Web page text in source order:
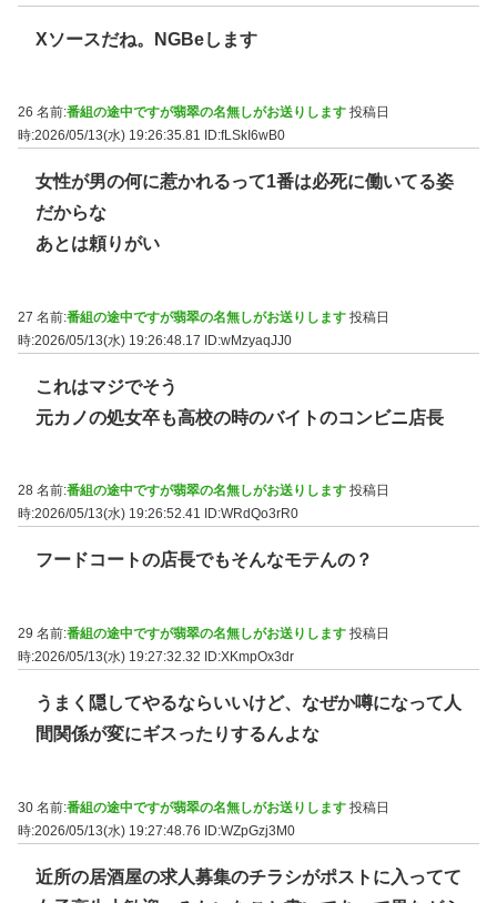
Xソースだね。NGBeします
26 名前:番組の途中ですが翡翠の名無しがお送りします 投稿日
時:2026/05/13(水) 19:26:35.81
ID:fLSkI6wB0
女性が男の何に惹かれるって1番は必死に働いてる姿
だからな
あとは頼りがい
27 名前:番組の途中ですが翡翠の名無しがお送りします 投稿日
時:2026/05/13(水) 19:26:48.17 ID:wMzyaqJJ0
これはマジでそう
元カノの処女卒も高校の時のバイトのコンビニ店長
28 名前:番組の途中ですが翡翠の名無しがお送りします 投稿日
時:2026/05/13(水) 19:26:52.41
ID:WRdQo3rR0
フードコートの店長でもそんなモテんの？
29 名前:番組の途中ですが翡翠の名無しがお送りします 投稿日
時:2026/05/13(水) 19:27:32.32
ID:XKmpOx3dr
うまく隠してやるならいいけど、なぜか噂になって人
間関係が変にギスったりするんよな
30 名前:番組の途中ですが翡翠の名無しがお送りします 投稿日
時:2026/05/13(水) 19:27:48.76 ID:WZpGzj3M0
近所の居酒屋の求人募集のチラシがポストに入ってて